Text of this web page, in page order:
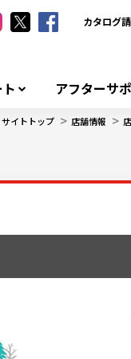
カタログ
アフターサ
サイトトップ > 店舗情報 >